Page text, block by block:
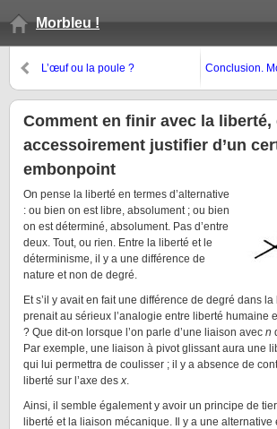
Morbleu !
L’œuf ou la poule ?
Conclusion.
Comment en finir avec la liberté,
accessoirement justifier d’un
embonpoint
On pense la liberté en termes d’alternative
: ou bien on est libre, absolument ; ou bien
on est déterminé, absolument. Pas d’entre
deux. Tout, ou rien. Entre la liberté et le
déterminisme, il y a une différence de
nature et non de degré.
Et s’il y avait en fait une différence de degré dans la
prenait au sérieux l’analogie entre liberté humaine
? Que dit-on lorsque l’on parle d’une liaison avec n
Par exemple, une liaison à pivot glissant aura une
qui lui permettra de coulisser ; il y a absence de
liberté sur l’axe desx.
Ainsi, il semble également y avoir un principe de
liberté et la liaison mécanique. Il y a une alternative